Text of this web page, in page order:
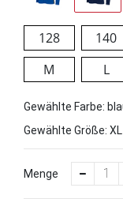
128 140
M
L
Gewählte Farbe:
Gewählte Größe: XL
Menge